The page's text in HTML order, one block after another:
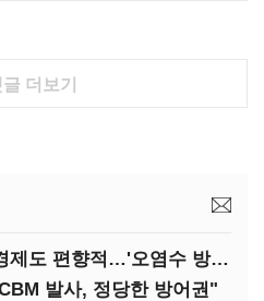
글 더보기
(나토 정상회의 결산)경제도 편향적…'오염수 방류'만 용인
발사, 정당한 방어권"